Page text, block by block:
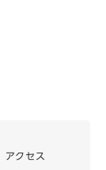
アクセス